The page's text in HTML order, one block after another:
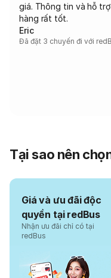
giá. Thông tin và hỗ
hàng rất tốt.
Eric
Đã đặt 3 chuyến đi với
Tại sao nên
Giá và ưu đãi độc
quyền tại redBus
Nhận ưu đãi chỉ có tại
redBus